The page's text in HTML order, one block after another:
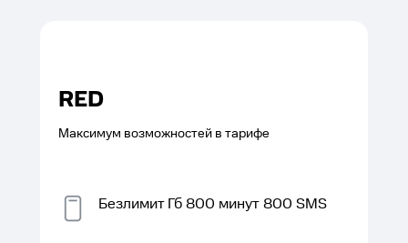
RED
Максимум возможностей в тарифе
БезлимитГб800 минут800 SMS